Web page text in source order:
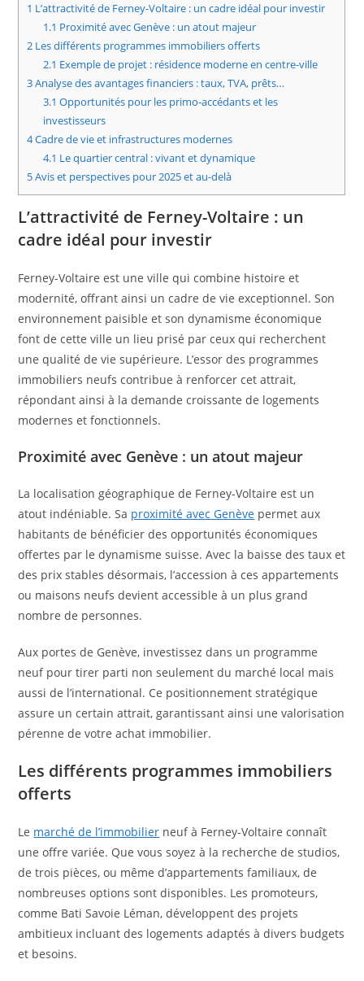
1 L’attractivité de Ferney-Voltaire : un cadre idéal pour investir
1.1 Proximité avec Genève : un atout majeur
2 Les différents programmes immobiliers offerts
2.1 Exemple de projet : résidence moderne en centre-ville
3Analyse des avantages financiers : taux, TVA, prêts…
3.1 Opportunités pour les primo-accédants et les
investisseurs
4Cadre de vie et infrastructures modernes
4.1 Le quartier central : vivant et dynamique
5Avis et perspectives pour 2025 et au-delà
L’attractivité de Ferney-Voltaire : un
cadre idéal pour investir
Ferney-Voltaire est une ville qui combine histoire et
modernité, offrant ainsi un cadre de vie exceptionnel. Son
environnement paisible et son dynamisme économique
font de cette ville un lieu prisé par ceux qui recherchent
une qualité de vie supérieure. L’essor des programmes
immobiliers neufs contribue à renforcer cet attrait,
répondant ainsi à la demande croissante de logements
modernes et fonctionnels.
Proximité avec Genève : un atout majeur
La localisation géographique de Ferney-Voltaire est un
atout indéniable. Sa proximité avec Genève permet aux
habitants de bénéficier des opportunités économiques
offertes par le dynamisme suisse. Avec la baisse des taux et
des prix stables désormais, l’accession à ces appartements
ou maisons neufs devient accessible à un plus grand
nombre de personnes.
Aux portes de Genève, investissez dans un programme
neuf pour tirer parti non seulement du marché local mais
aussi de l’international. Ce positionnement stratégique
assure un certain attrait, garantissant ainsi une valorisation
pérenne de votre achat immobilier.
Les différents programmes immobiliers
offerts
Le marché de l’immobilier neuf à Ferney-Voltaire connaît
une offre variée. Que vous soyez à la recherche de studios,
de trois pièces, ou même d’appartements familiaux, de
nombreuses options sont disponibles. Les promoteurs,
comme Bati Savoie Léman, développent des projets
ambitieux incluant des logements adaptés à divers budgets
et besoins.